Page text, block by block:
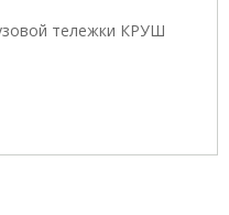
тележки КРУШ